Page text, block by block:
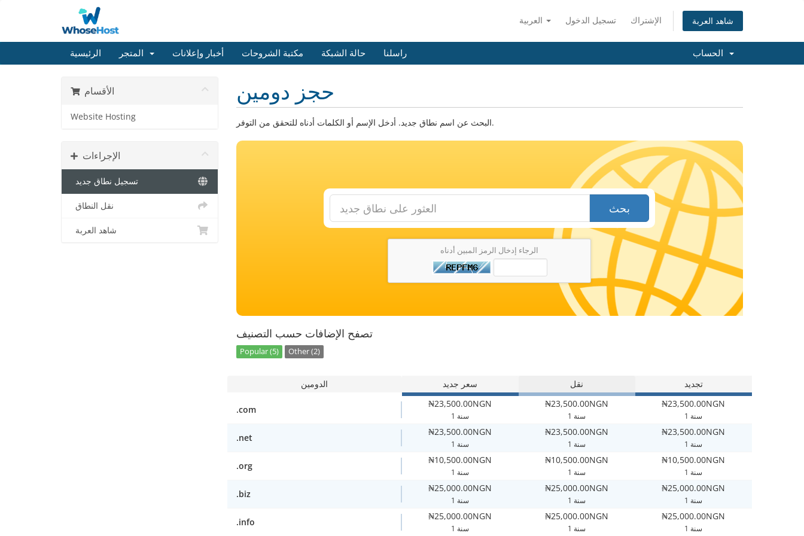
تسجيل الدخول الإشتراك شاهد العربة
الرئيسية أخبار وإعلانات مكتبة الشروحات حالة الشبكة راسلنا
الأقسام
Website Hosting
الإجراءات
تسجيل نطاق جديد
نقل النطاق
شاهد العربة
حجز دومين
البحث عن اسم نطاق جديد. أدخل الإسم أو الكلمات أدناه للتحقق من التوفر.
بحث
الرجاء إدخال الرمز المبين أدناه
تصفح الإضافات حسب التصنيف
Popular (5) Other (2)
الدومين سعر جديد نقل تجديد
.com
₦23,500.00NGN
1 سنة
₦23,500.00NGN
1 سنة
₦23,500.00NGN
1 سنة
.net
₦23,500.00NGN
1 سنة
₦23,500.00NGN
1 سنة
₦23,500.00NGN
1 سنة
.org
₦10,500.00NGN
1 سنة
₦10,500.00NGN
1 سنة
₦10,500.00NGN
1 سنة
.biz
₦25,000.00NGN
1 سنة
₦25,000.00NGN
1 سنة
₦25,000.00NGN
1 سنة
.info
₦25,000.00NGN
1 سنة
₦25,000.00NGN
1 سنة
₦25,000.00NGN
1 سنة